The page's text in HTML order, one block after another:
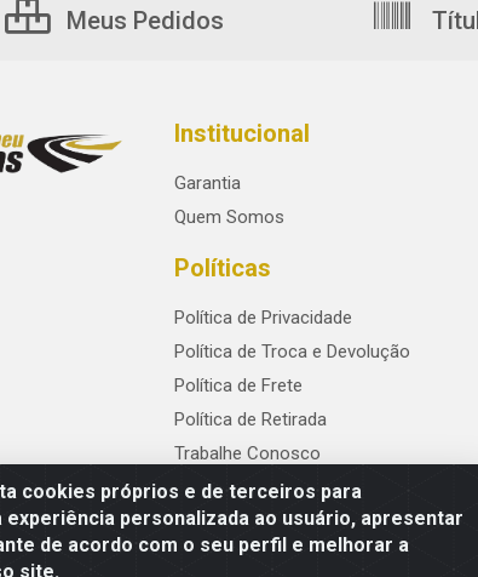
cookies próprios e de terceiros para
personalizada ao usuário, apresentar
de acordo com o seu perfil e melhorar a
site.
Meus Pedidos
Institucional
Garantia
Quem Somos
Políticas
Política de Privacidade
Política de Troca e Devolução
Política de Frete
Política de Retirada
Trabalhe Conosco
- Rodovia BR-101, KM 82 - Prazeres, Jaboatão dos